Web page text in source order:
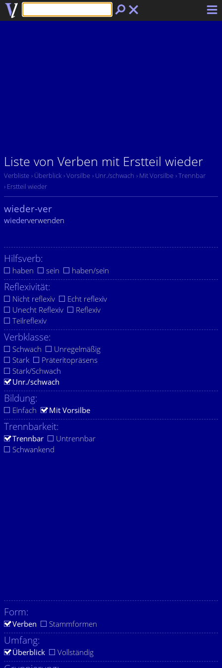
Liste von Verben mit Erstteil wieder
Verbliste › Überblick › Vorsilbe › Unr./schwach › Mit Vorsilbe › Trennbar
› Erstteil wieder
wieder-ver
wiederverwenden
Hilfsverb:
haben sein haben/sein
Reflexivität:
Nicht reflexiv
Echt reflexiv
Unecht Reflexiv
Reflexiv
Teilreflexiv
Verbklasse:
Schwach
Unregelmäßig
Stark
Präteritopräsens
Stark/Schwach
Unr./schwach
Bildung:
Einfach Mit Vorsilbe
Trennbarkeit:
Trennbar
Untrennbar
Schwankend
Form:
Verben Stammformen
Umfang:
Überblick Vollständig